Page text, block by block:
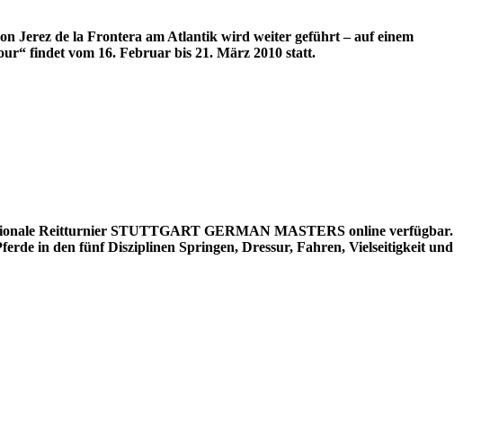
Jerez de la Frontera am Atlantik wird weiter geführt – auf einem
findet vom 16. Februar bis 21. März 2010 statt.
Reitturnier STUTTGART GERMAN MASTERS online verfügbar.
in den fünf Disziplinen Springen, Dressur, Fahren, Vielseitigkeit und